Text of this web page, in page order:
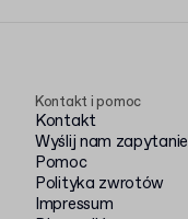
Kontakt i pomoc
Kontakt
Wyślij nam zapytanie
Pomoc
Polityka zwrotów
Impressum